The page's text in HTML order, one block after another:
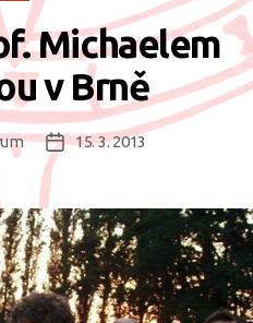
Michaelem
v Brně
Datum
příspěvku
15. 3. 2013